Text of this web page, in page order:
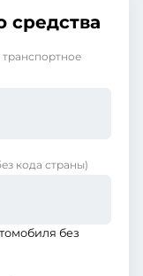
средства
кода страны)
без